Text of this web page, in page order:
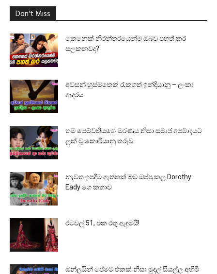
Don't Miss
කෙනෙක් නිරන්තරයෙන්ම ඔබව පහත් කර
සලකනවද?
අවසන් හුස්මතෙක් රැකගත් ඉන්දියානු – ලංකා
ආදරය
තම පෙම්වතියගේ මරණය නිසා සමාජ අපවාදයට
ලක් වූ කොරියානු තරුව
නැවත ඉපදීම ඇත්තක් බව ඔප්පු කල Dorothy
Eady ගෙ කතාව
රටවල් 51, එක රතු ඇඳුමයි!
ඔන්ලයින් පේමට් එකක් නිසා මුදල් සියල්ල අහිමි